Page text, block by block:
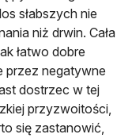
słabszych nie
niż drwin. Cała
łatwo dobre
przez negatywne
dostrzec w tej
przyzwoitości,
się zastanowić,